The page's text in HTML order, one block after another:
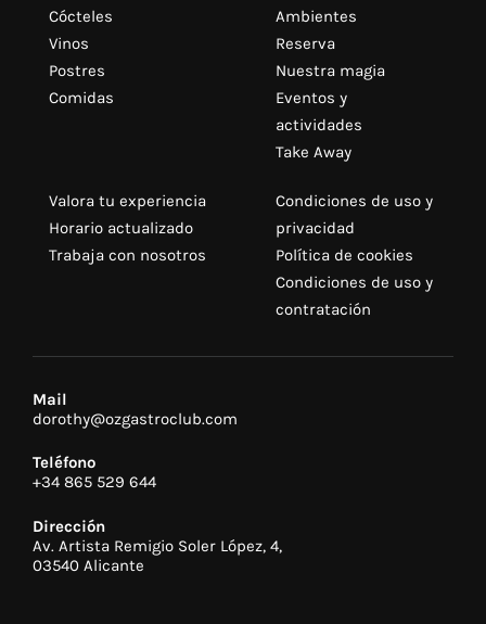
Cócteles
Vinos
Postres
Comidas
Ambientes
Reserva
Nuestra magia
Eventos y
actividades
Take Away
Valora tu experiencia
Horario actualizado
Trabaja con nosotros
Condiciones de uso y
privacidad
Política de cookies
Condiciones de uso y
contratación
Mail
dorothy@ozgastroclub.com
Teléfono
+34 865 529 644
Dirección
Av. Artista Remigio Soler López, 4,
03540 Alicante